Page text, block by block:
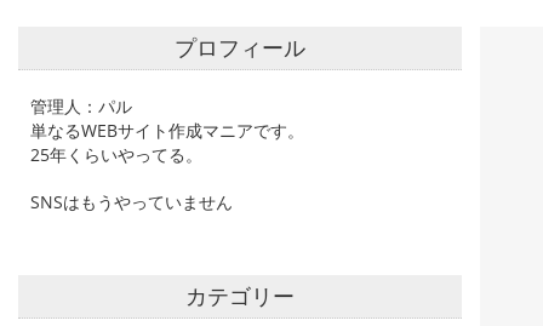
プロフィール
管理人：パル
単なるWEBサイト作成マニアです。
25年くらいやってる。
SNSはもうやっていません
カテゴリー